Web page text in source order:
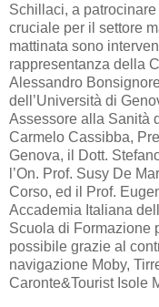
Schillaci, a
cruciale per il settore
mattinata sono
rappresentanza della
Alessandro
dell’Università di
Assessore alla Sanità
Carmelo Cassibba,
Genova, il Dott.
l’On. Prof. Susy De
Corso, ed il Prof.
Accademia Italiana
Scuola di Formazione
possibile grazie al
navigazione Moby,
Caronte&Tourist Isole